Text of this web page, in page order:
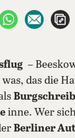
teilen
X teilen
per per E-
–
das die
inne. Wer
Berliner